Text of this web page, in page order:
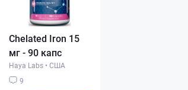
Chelated Iron 15
мг - 90 капс
Haya Labs • США
9